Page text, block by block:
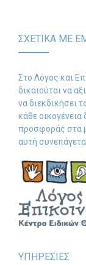
ΣΧΕΤΙΚΑ ΜΕ
Στο Λόγος και
δικαιούται να
να διεκδικήσει
κάθε οικογένεια
προσφοράς στα
αυτή
ΥΠΗΡΕΣΙΕΣ